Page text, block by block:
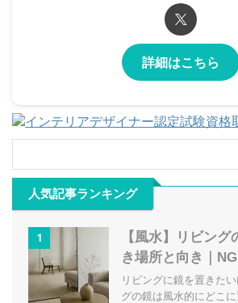
詳細はこちら
人気記事ランキング
1
【風水】リビン
き場所と向き｜
リビングに鏡を置きた
グの鏡は風水的にどこ